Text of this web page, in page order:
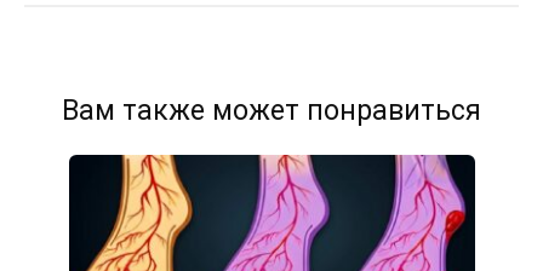
Вам также может понравиться